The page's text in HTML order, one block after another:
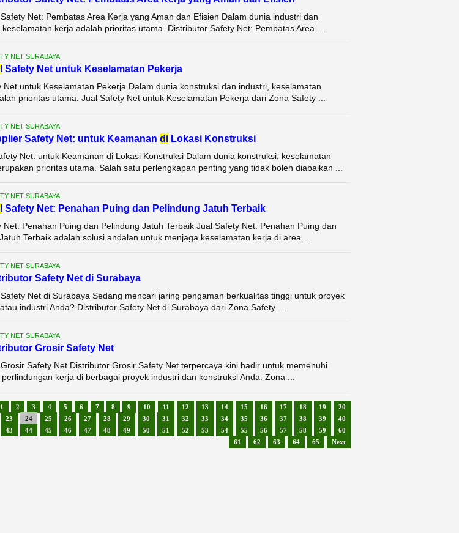
Net: Pembatas Area Kerja yang Aman dan Efisien Dalam dunia industri dan
kerja adalah prioritas utama. Distributor Safety Net: Pembatas Area ...
NET SURABAYA
Safety Net untuk Keselamatan Pekerja
Net untuk Keselamatan Pekerja Dalam dunia konstruksi dan industri, keselamatan
prioritas utama. Jual Safety Net untuk Keselamatan Pekerja dari Zona Safety ...
NET SURABAYA
Safety Net: untuk Keamanan diLokasi Konstruksi
Net: untuk Keamanan di Lokasi Konstruksi Dalam dunia konstruksi, keselamatan
prioritas utama. Salah satu perlengkapan penting yang tidak boleh diabaikan ...
NET SURABAYA
Safety Net: Penahan Puing dan Pelindung Jatuh Terbaik
Net: Penahan Puing dan Pelindung Jatuh Terbaik Jual Safety Net: Penahan Puing dan
Terbaik adalah solusi andalan untuk menjaga keselamatan kerja di area ...
NET SURABAYA
Safety Net di Surabaya
Net di Surabaya Sedang mencari jaring pengaman berkualitas tinggi untuk proyek
industri Anda? Distributor Safety Net di Surabaya dari Zona Safety ...
NET SURABAYA
Grosir Safety Net
Safety Net Distributor Grosir Safety Net terpercaya kini hadir untuk memenuhi
kerja di berbagai proyek industri dan konstruksi Anda. Zona ...
1 2 3 4 5 6 7 8 9 10 11 12 13 14 15 16 17 18 19
20
23 24 25 26 27 28 29 30 31 32 33 34 35 36 37 38 39
40
43 44 45 46 47 48 49 50 51 52 53 54 55 56 57 58 59
60
61
62 63 64 65 Next